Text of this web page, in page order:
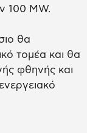
100 MW.
θα
τομέα και θα
φθηνής και